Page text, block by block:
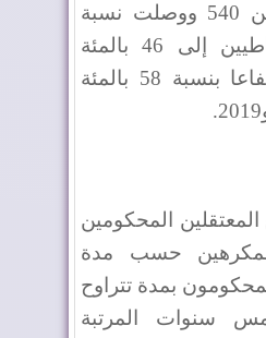
المعتقلين المدانين 540 ووصلت نسبة
المعتقلين الاحتياطيين إلى 46 بالمئة
والتي عرفت ارتفاعا بنسبة 58 بالمئة
المحكومين
حسب مدة
بمدة تتراوح
سنوات المرتبة